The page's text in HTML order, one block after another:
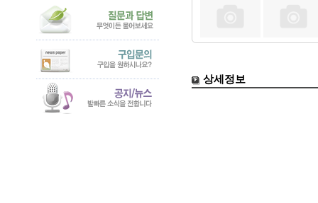
상세정보